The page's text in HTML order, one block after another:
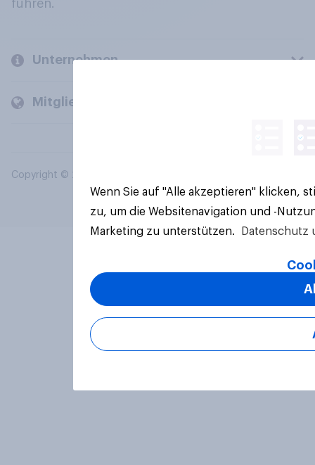
führen.
Unternehmen
Mitglieder und Kunden
Copyright © 2026 YouGov PLC. Alle Rechte vorbehalten.
Wenn Sie auf "Alle akzeptieren" klicken,
zu, um die Websitenavigation und -
Marketing zu unterstützen.
Datenschutz